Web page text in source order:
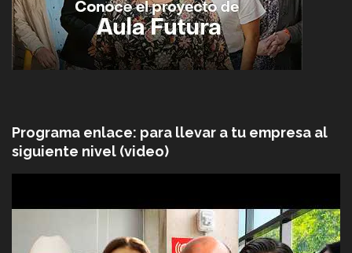
Programa enlace: para llevar a tu empresa al
siguiente nivel (video)